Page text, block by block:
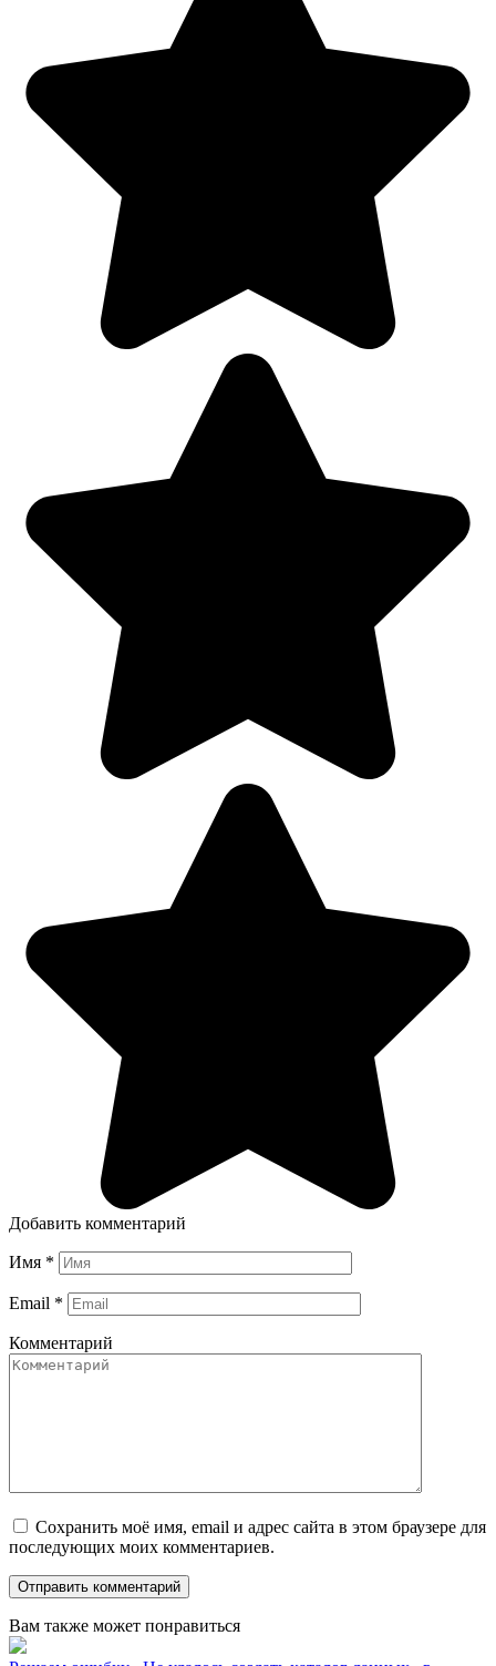
Добавить комментарий
Имя *
Email *
Комментарий
Сохранить моё имя, email и адрес сайта в этом браузере для
последующих моих комментариев.
Вам также может понравиться